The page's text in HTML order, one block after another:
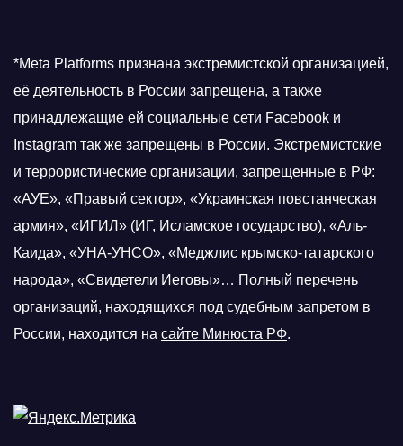
*Meta Platforms признана экстремистской организацией,
её деятельность в России запрещена, а также
принадлежащие ей социальные сети Facebook и
Instagram так же запрещены в России. Экстремистские
и террористические организации, запрещенные в РФ:
«АУЕ», «Правый сектор», «Украинская повстанческая
армия», «ИГИЛ» (ИГ, Исламское государство), «Аль-
Каида», «УНА-УНСО», «Меджлис крымско-татарского
народа», «Свидетели Иеговы»… Полный перечень
организаций, находящихся под судебным запретом в
России, находится на сайте Минюста РФ.